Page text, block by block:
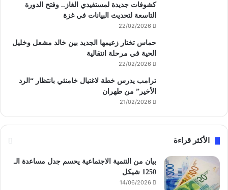
كشوفات جديدة لمستفيدي الغاز.. وفتح الدورة
التاسعة لتحديث البيانات في غزة
22/02/2026
حماس تختار زعيمها الجديد بين خالد مشعل وخليل
الحية في مرحلة انتقالية
22/02/2026
ترامب يدرس خطة لاغتيال خامنئي بانتظار “الرد
الأخير” من طهران
21/02/2026
الأكثر قراءة
بيان من التنمية الاجتماعية يحسم جدل مساعدة الـ
1250 شيكل
14/06/2026